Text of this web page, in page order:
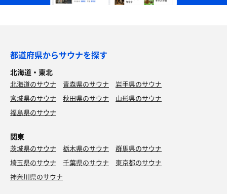
都道府県からサウナを探す
北海道・東北
北海道のサウナ 青森県のサウナ
岩手県のサウナ
宮城県のサウナ
秋田県のサウナ
山形県のサウナ
福島県のサウナ
関東
茨城県のサウナ 栃木県のサウナ
群馬県のサウナ
埼玉県のサウナ
千葉県のサウナ
東京都のサウナ
神奈川県のサウナ